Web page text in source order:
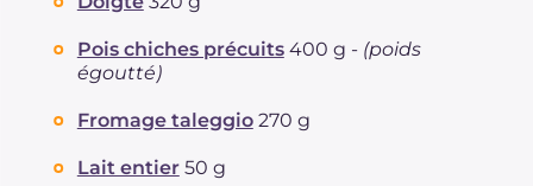
Pois chiches précuits 400 g - (poids
égoutté)
Fromage taleggio 270 g
Lait entier 50 g